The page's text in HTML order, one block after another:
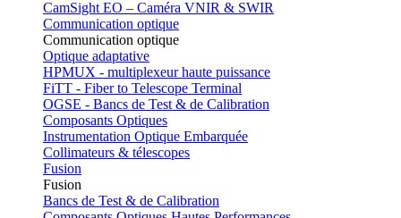
CamSight EO – Caméra VNIR & SWIR
Communication optique
Communication optique
Optique adaptative
HPMUX - multiplexeur haute puissance
FiTT - Fiber to Telescope Terminal
OGSE - Bancs de Test & de Calibration
Composants Optiques
Instrumentation Optique Embarquée
Collimateurs & télescopes
Fusion
Fusion
Bancs de Test & de Calibration